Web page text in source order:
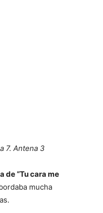
7. Antena 3
de “Tu cara me
mucha